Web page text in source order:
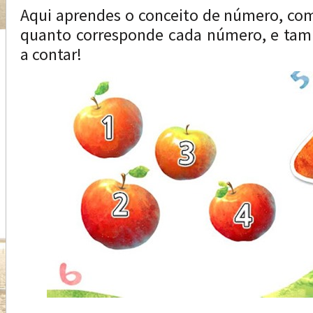
Aqui aprendes o conceito de número,
quanto corresponde cada número, e
a contar!